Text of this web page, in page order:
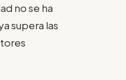
no se ha
supera las